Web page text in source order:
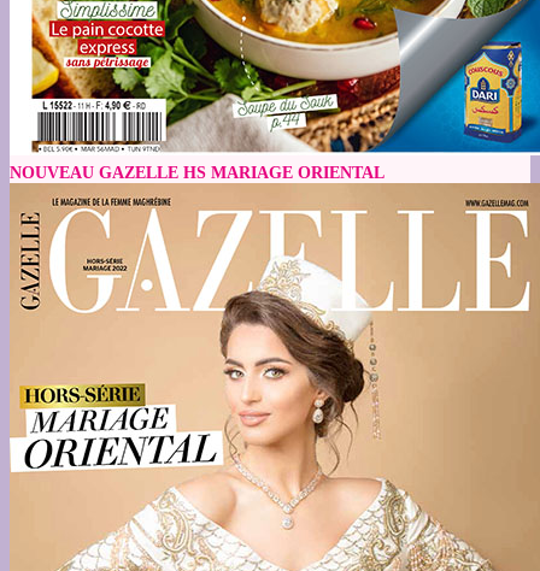
NOUVEAU GAZELLE HS MARIAGE ORIENTAL